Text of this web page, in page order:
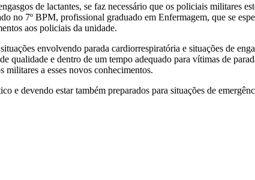
de lactantes, se faz necessário que os policiais militares
no 7º BPM, profissional graduado em Enfermagem, que se
aos policiais da unidade.
envolvendo parada cardiorrespiratória e situações de
qualidade e dentro de um tempo adequado para vítimas de
militares a esses novos conhecimentos.
e devendo estar também preparados para situações de